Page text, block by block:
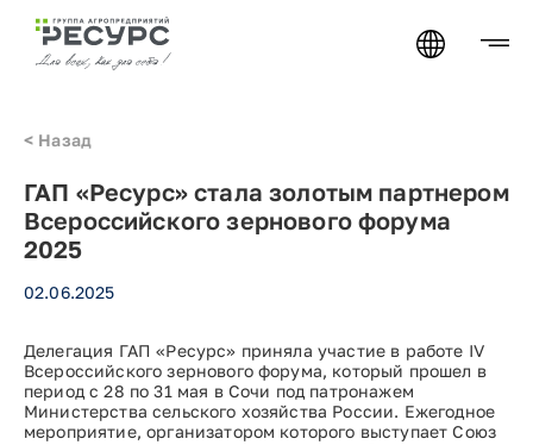
< Назад
ГАП «Ресурс» стала золотым партнером
Всероссийского зернового форума
2025
02.06.2025
Делегация ГАП «Ресурс» приняла участие в работе IV
Всероссийского зернового форума, который прошел в
период с 28 по 31 мая в Сочи под патронажем
Министерства сельского хозяйства России. Ежегодное
мероприятие, организатором которого выступает Союз